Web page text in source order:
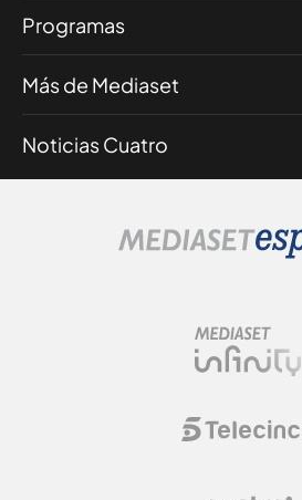
Programas
Más de Mediaset
Noticias Cuatro